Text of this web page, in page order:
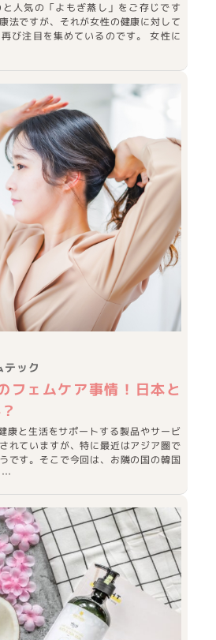
人気の「よもぎ蒸し」をご存じです
法ですが、それが女性の健康に対して
び注目を集めているのです。 女性に
テック
フェムケア事情！日本と
康と生活をサポートする製品やサービ
れていますが、特に最近はアジア圏で
です。そこで今回は、お隣の国の韓国
…